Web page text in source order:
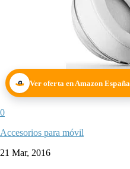
Ver oferta en Amazon España
0
Accesorios para móvil
21 Mar, 2016